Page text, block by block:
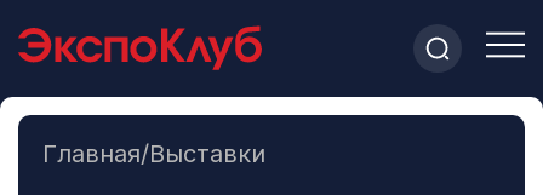
Главная/Выставки